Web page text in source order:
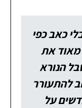
כאב כפי
מאוד את
הנורא
להתעורר
על